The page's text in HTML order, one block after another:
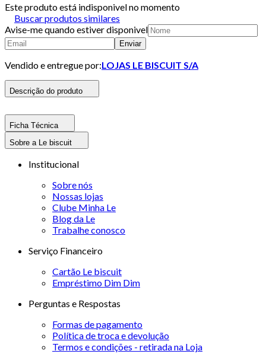
Este produto está indisponivel no momento
Buscar produtos similares
Avise-me quando estiver disponivel
Enviar
Vendido e entregue por:LOJAS LE BISCUIT S/A
Descrição do produto
Ficha Técnica
Sobre a Le biscuit
Institucional
Sobre nós
Nossas lojas
Clube Minha Le
Blog da Le
Trabalhe conosco
Serviço Financeiro
Cartão Le biscuit
Empréstimo Dim Dim
Perguntas e Respostas
Formas de pagamento
Política de troca e devolução
Termos e condições - retirada na Loja